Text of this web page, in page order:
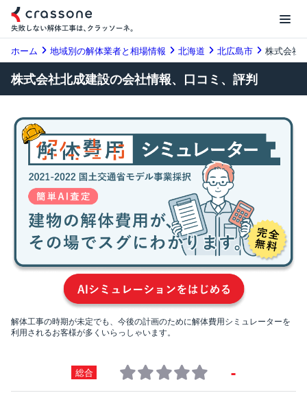
ホーム 地域別の解体業者と相場情報 北海道 北広島市 株式会社
株式会社北成建設の会社情報、口コミ、評判
解体工事の時期が未定でも、今後の計画のために解体費用シミュレーターを
利用されるお客様が多くいらっしゃいます。
総合 -